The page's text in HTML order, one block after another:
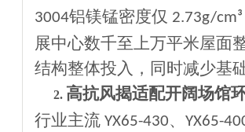
3004铝镁锰密度仅 2.73g/cm³
展中心数千至上万平米屋面
结构整体投入，同时减少基
2. 高抗风揭适配开阔场馆
行业主流 YX65-430、 YX65-